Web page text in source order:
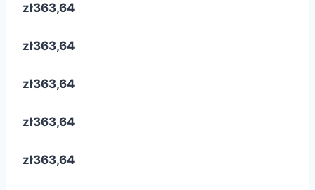
zł363,64
zł363,64
zł363,64
zł363,64
zł363,64